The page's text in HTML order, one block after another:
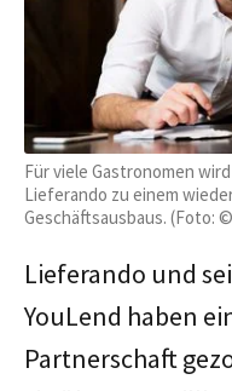
Für viele Gastronomen
Lieferando zu einem
Geschäftsausbaus. (Foto:
Lieferando und
YouLend haben
Partnerschaft